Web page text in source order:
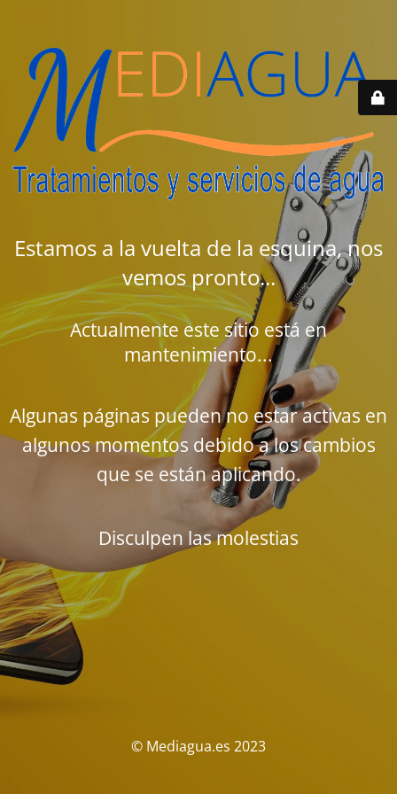
Estamos a la vuelta de la esquina, nos
vemos pronto...
Actualmente este sitio está en
mantenimiento...
Algunas páginas pueden no estar activas en
algunos momentos debido a los cambios
que se están aplicando.
Disculpen las molestias
© Mediagua.es 2023